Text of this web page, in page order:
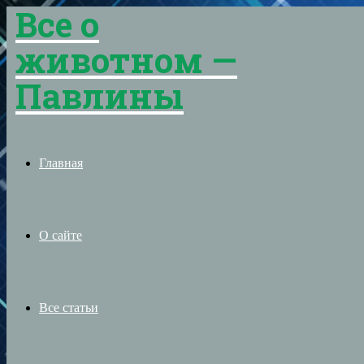
Menu
Все о
животном —
Павлины
Главная
О сайте
Все статьи